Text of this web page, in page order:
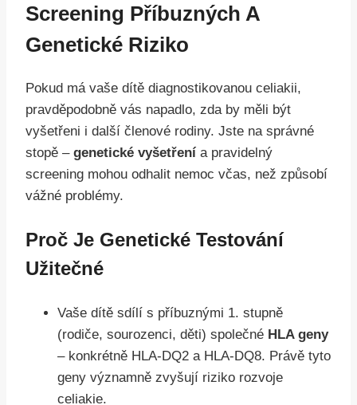
Screening Příbuzných A
Genetické Riziko
Pokud má vaše dítě diagnostikovanou celiakii,
pravděpodobně vás napadlo, zda by měli být
vyšetřeni i další členové rodiny. Jste na správné
stopě – genetické vyšetření a pravidelný
screening mohou odhalit nemoc včas, než způsobí
vážné problémy.
Proč Je Genetické Testování
Užitečné
Vaše dítě sdílí s příbuznými 1. stupně
(rodiče, sourozenci, děti) společné HLA geny
– konkrétně HLA-DQ2 a HLA-DQ8. Právě tyto
geny významně zvyšují riziko rozvoje
celiakie.